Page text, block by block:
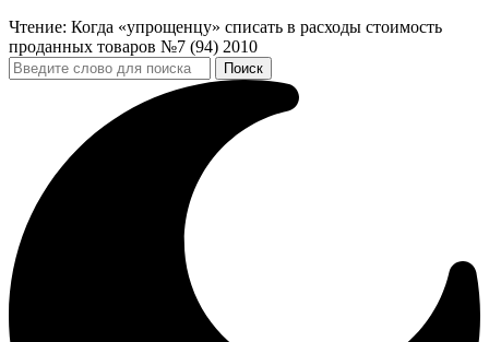
Чтение: Когда «упрощенцу» списать в расходы стоимость
проданных товаров №7 (94) 2010